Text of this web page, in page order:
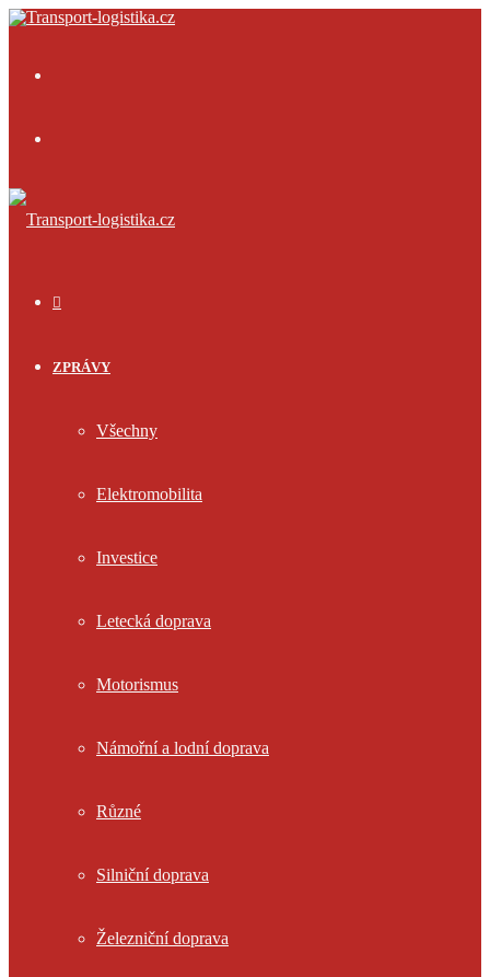
ZPRÁVY
Všechny
Elektromobilita
Investice
Letecká doprava
Motorismus
Námořní a lodní doprava
Různé
Silniční doprava
Železniční doprava